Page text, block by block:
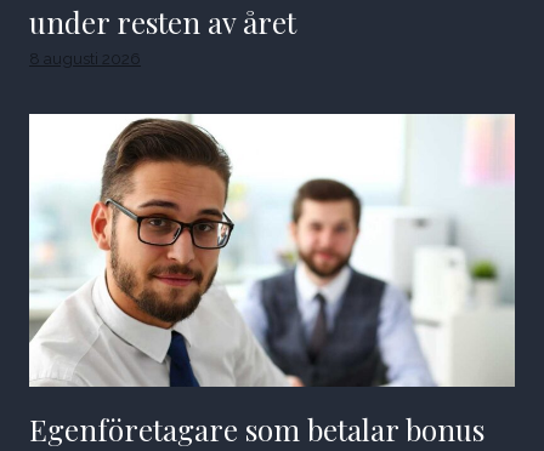
under resten av året
8 augusti 2026
Egenföretagare som betalar bonus